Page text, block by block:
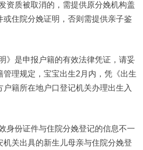
资质被取消的，需提供原分娩机构盖
或住院分娩证明，否则需提供亲子鉴
》是申报户籍的有效法律凭证，请妥
管理规定，宝宝出生2月内，凭《出生
户籍所在地户口登记机关办理出生入
身份证件与住院分娩登记的信息不一
机关出具的新生儿母亲与住院分娩登